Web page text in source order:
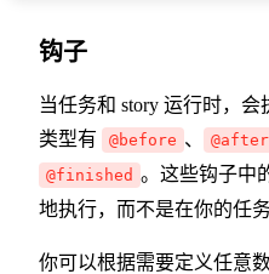
钩子
当任务和 story 运行时，
类型有
@before 、 @after
@finished 。这些钩子中
地执行，而不是在你的任
你可以根据需要定义任意